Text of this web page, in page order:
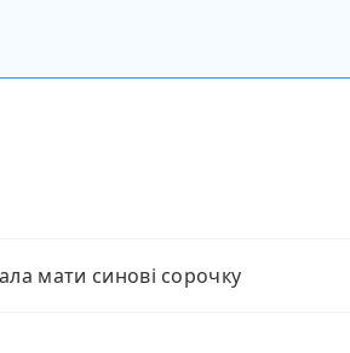
мати синові сорочку